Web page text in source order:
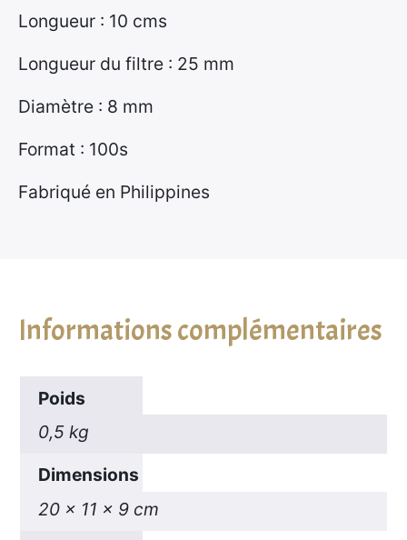
Longueur : 10 cms
Longueur du filtre : 25 mm
Diamètre : 8 mm
Format : 100s
Fabriqué en Philippines
Informations complémentaires
Poids
0,5 kg
Dimensions
20 × 11 × 9 cm